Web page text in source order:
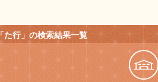
「た行」の検索結果一覧